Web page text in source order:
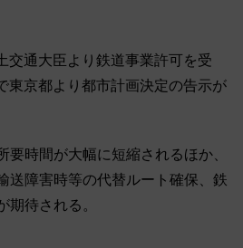
交通大臣より鉄道事業許可を受
東京都より都市計画決定の告示が
要時間が大幅に短縮されるほか、
送障害時等の代替ルート確保、鉄
期待される。